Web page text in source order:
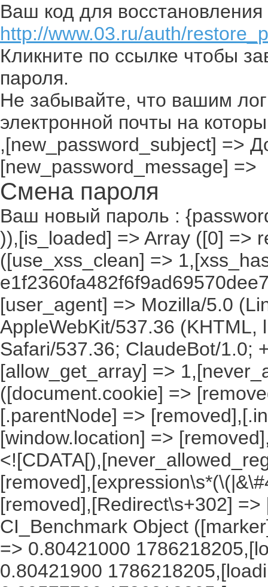
Ваш код для восстановления
http://www.03.ru/auth/
Кликните по ссылке чтобы
пароля.
Не забывайте, что вашим
электронной почты на
,[new_password_subject] =>
[new_password_message] =>
Смена пароля
Ваш новый пароль :
)),[is_loaded] => Array ([0] =>
([use_xss_clean] =>
[user_agent] => Mozilla/5.0
AppleWebKit/537.36
Safari/537.36; ClaudeBot/1.0;
[allow_get_array] =>
([document.cookie] =>
[.parentNode] =>
[window.location] =>
[removed],[Redirect\s+302]
CI_Benchmark Object
=> 0.80421000
0.80421900